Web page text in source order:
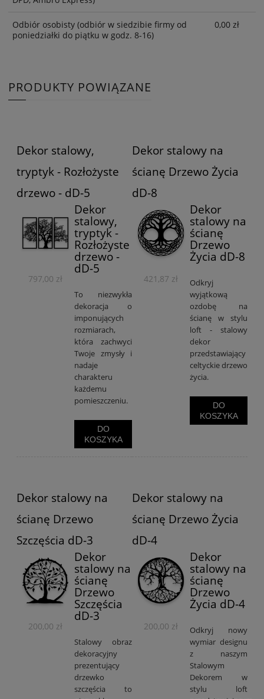
Odbiór osobisty (odbiór w siedzibie firmy od
poniedziałki do piątku w godz. 8-16)
0,00 zł
PRODUKTY POWIĄZANE
Dekor stalowy,
tryptyk - Rozłożyste
drzewo - dD-5
797,00 zł
Dekor
stalowy,
tryptyk -
Rozłożyste
drzewo -
dD-5
To niezwykła
dekoracja o
imponujących
rozmiarach,
która zachwyci
Twoje zmysły i
nadaje
charakteru
każdemu
pomieszczeniu.
DO
KOSZYKA
Dekor stalowy na
ścianę Drzewo Życia
dD-8
421,87 zł
Dekor
stalowy na
ścianę
Drzewo
Życia dD-8
Odkryj
wyjątkową
ozdobę na
ścianę w stylu
loft - stalowy
dekor
przedstawiający
celtyckie drzewo
życia.
DO
KOSZYKA
Dekor stalowy na
ścianę Drzewo
Szczęścia dD-3
200,00 zł
Dekor
stalowy na
ścianę
Drzewo
Szczęścia
dD-3
Stalowy obraz
dekoracyjny
prezentujący
drzewko
szczęścia to
Dekor stalowy na
ścianę Drzewo Życia
dD-4
200,00 zł
Dekor
stalowy na
ścianę
Drzewo
Życia dD-4
Odkryj nowy
wymiar designu
z naszym
Stalowym
Dekorem w
stylu loft